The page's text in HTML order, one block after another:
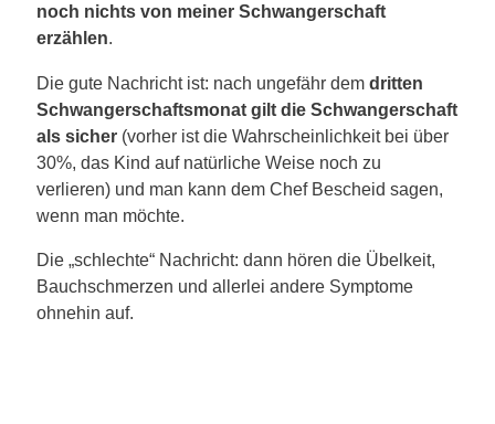
noch nichts von meiner Schwangerschaft
erzählen.
Die gute Nachricht ist: nach ungefähr demdritten
Schwangerschaftsmonat gilt die Schwangerschaft
als sicher (vorher ist die Wahrscheinlichkeit bei über
30%, das Kind auf natürliche Weise noch zu
verlieren) und man kann dem Chef Bescheid sagen,
wenn man möchte.
Die „schlechte“ Nachricht: dann hören die Übelkeit,
Bauchschmerzen und allerlei andere Symptome
ohnehin auf.